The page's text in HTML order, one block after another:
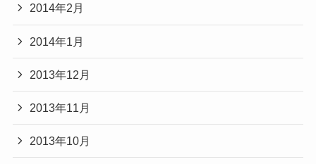
2014年2月
2014年1月
2013年12月
2013年11月
2013年10月